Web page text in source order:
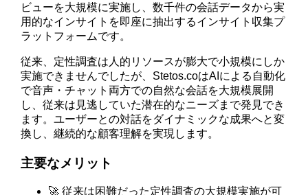
ビューを大規模に実施し、数千件の会話データから実
用的なインサイトを即座に抽出するインサイト収集プ
ラットフォームです。
従来、定性調査は人的リソースが膨大で小規模にしか
実施できませんでしたが、Stetos.coはAIによる自動化
で音声・チャット両方での自然な会話を大規模展開
し、従来は見逃していた潜在的なニーズまで発見でき
ます。ユーザーとの対話をダイナミックな成果へと変
換し、継続的な顧客理解を実現します。
主要なメリット
🚀 従来は困難だった定性調査の大規模実施が可